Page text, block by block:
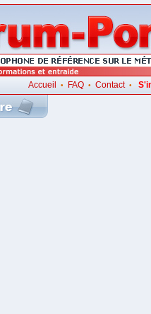
Accueil • FAQ• Contact•